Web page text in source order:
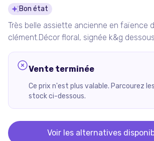
Détails du
Bon état
Très belle assiette ancienne en faïence
clément.Décor floral, signée k&g
Vente terminée
Ce prix n'est plus valable. Parcourez
stock ci-dessous.
Voir les alternatives